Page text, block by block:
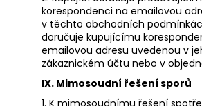
korespondenci na emailovou
v těchto obchodních
doručuje kupujícímu
emailovou adresu uvedenou v
zákaznickém účtu nebo v
IX. Mimosoudní řešení sporů
1. K mimosoudnímu řešení